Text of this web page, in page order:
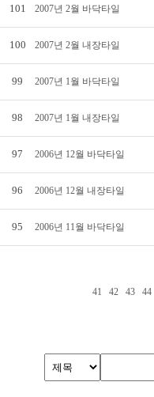
101 2007년 2월 바닥타일
100 2007년 2월 내장타일
99 2007년 1월 바닥타일
98 2007년 1월 내장타일
97 2006년 12월 바닥타일
96 2006년 12월 내장타일
95 2006년 11월 바닥타일
41 42 43 44